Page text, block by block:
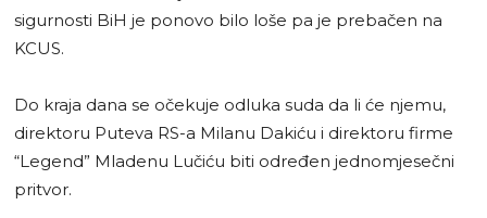
sigurnosti BiH je ponovo bilo loše pa je prebačen na
KCUS.
Do kraja dana se očekuje odluka suda da li će njemu,
direktoru Puteva RS-a Milanu Dakiću i direktoru firme
“Legend” Mladenu Lučiću biti određen jednomjesečni
pritvor.